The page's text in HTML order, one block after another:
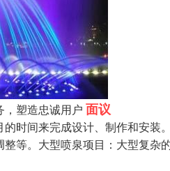
，塑造忠诚用户 面议
时间来完成设计、制作和安
等。大型喷泉项目：大型复